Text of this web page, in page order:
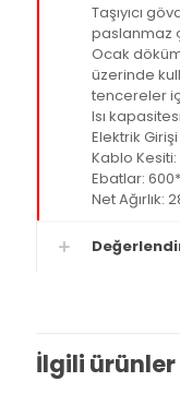
Taşıyıcı
paslanmaz
Ocak
üzerinde
tencereler
Isı
Elektrik
Kablo
Ebatlar:
Net Ağırlık:
İlgili ürünler